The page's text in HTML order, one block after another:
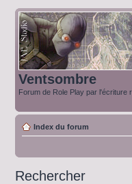
Ventsombre
Forum de Role Play par l'écriture
Index du forum
Rechercher